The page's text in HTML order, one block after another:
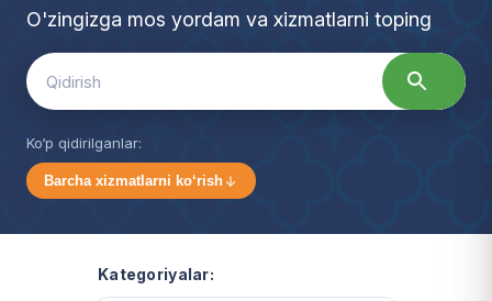
O'zingizga mos yordam va xizmatlarni toping
Search
for:
Ko‘p qidirilganlar:
Barcha xizmatlarni ko‘rish
Kategoriyalar: